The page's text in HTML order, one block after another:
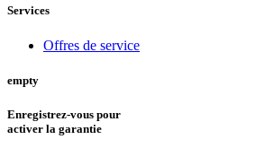
Services
Offres de service
empty
Enregistrez-vous pour
activer la garantie